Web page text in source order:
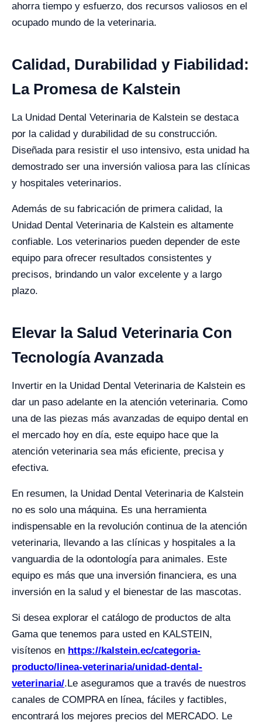
ahorra tiempo y esfuerzo, dos recursos valiosos en el
ocupado mundo de la veterinaria.
Calidad, Durabilidad y Fiabilidad:
La Promesa de Kalstein
La Unidad Dental Veterinaria de Kalstein se destaca
por la calidad y durabilidad de su construcción.
Diseñada para resistir el uso intensivo, esta unidad ha
demostrado ser una inversión valiosa para las clínicas
y hospitales veterinarios.
Además de su fabricación de primera calidad, la
Unidad Dental Veterinaria de Kalstein es altamente
confiable. Los veterinarios pueden depender de este
equipo para ofrecer resultados consistentes y
precisos, brindando un valor excelente y a largo
plazo.
Elevar la Salud Veterinaria Con
Tecnología Avanzada
Invertir en la Unidad Dental Veterinaria de Kalstein es
dar un paso adelante en la atención veterinaria. Como
una de las piezas más avanzadas de equipo dental en
el mercado hoy en día, este equipo hace que la
atención veterinaria sea más eficiente, precisa y
efectiva.
En resumen, la Unidad Dental Veterinaria de Kalstein
no es solo una máquina. Es una herramienta
indispensable en la revolución continua de la atención
veterinaria, llevando a las clínicas y hospitales a la
vanguardia de la odontología para animales. Este
equipo es más que una inversión financiera, es una
inversión en la salud y el bienestar de las mascotas.
Si desea explorar el catálogo de productos de alta
Gama que tenemos para usted en KALSTEIN,
visítenos en https://kalstein.ec/categoria-
producto/linea-veterinaria/unidad-dental-
veterinaria/.Le aseguramos que a través de nuestros
canales de COMPRA en línea, fáciles y factibles,
encontrará los mejores precios del MERCADO. Le